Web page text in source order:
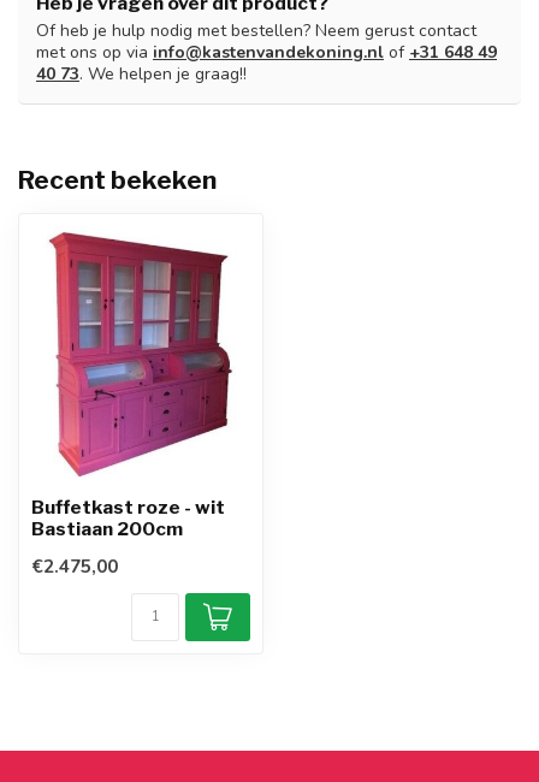
Of heb je hulp nodig met bestellen? Neem gerust contact
met ons op via info@kastenvandekoning.nl of +31 648 49
40 73. We helpen je graag!!
Recent bekeken
Buffetkast roze - wit
Bastiaan 200cm
€2.475,00